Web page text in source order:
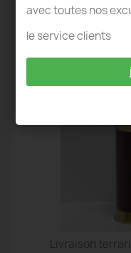
Livraison
avec toutes nos
le service clients